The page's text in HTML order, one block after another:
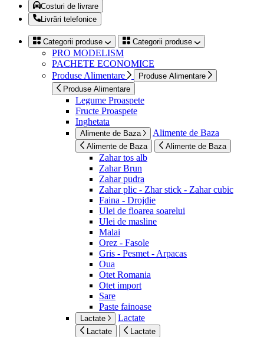
Costuri de livrare
Livrări telefonice
Categorii produse Categorii produse
PRO MODELISM
PACHETE ECONOMICE
Produse Alimentare
Produse Alimentare
Produse Alimentare
Legume Proaspete
Fructe Proaspete
Inghetata
Alimente de Baza Alimente de Baza
Alimente de Baza Alimente de Baza
Zahar tos alb
Zahar Brun
Zahar pudra
Zahar plic - Zhar stick - Zahar cubic
Faina - Drojdie
Ulei de floarea soarelui
Ulei de masline
Malai
Orez - Fasole
Gris - Pesmet - Arpacas
Oua
Otet Romania
Otet import
Sare
Paste fainoase
Lactate Lactate
Lactate Lactate